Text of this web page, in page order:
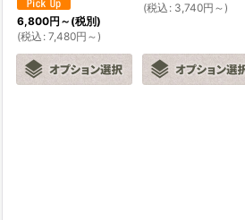
6,800円 ～ (税別)
(税込 : 7,480円 ～)
(税込 : 3,740円 ～)